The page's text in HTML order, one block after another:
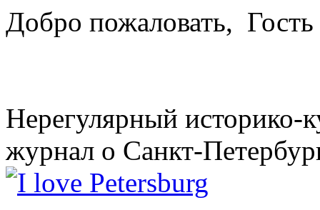
Добро пожаловать, Гость
Нерегулярный историко-
журнал о Санкт-